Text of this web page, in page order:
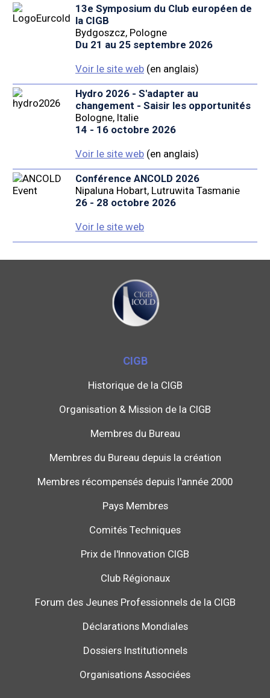
13e Symposium du Club européen de
la CIGB
Bydgoszcz, Pologne
Du 21 au 25 septembre 2026
Voir le site web(en anglais)
Hydro 2026 - S'adapter au
changement - Saisir les opportunités
Bologne, Italie
14 - 16 octobre 2026
Voir le site web(en anglais)
Conférence ANCOLD 2026
Nipaluna Hobart, Lutruwita Tasmanie
26 - 28 octobre 2026
Voir le site web
CIGB
Historique de la CIGB
Organisation & Mission de la CIGB
Membres du Bureau
Membres du Bureau depuis la création
Membres récompensés depuis l'année 2000
Pays Membres
Comités Techniques
Prix de l'Innovation CIGB
Club Régionaux
Forum des Jeunes Professionnels de la CIGB
Déclarations Mondiales
Dossiers Institutionnels
Organisations Associées